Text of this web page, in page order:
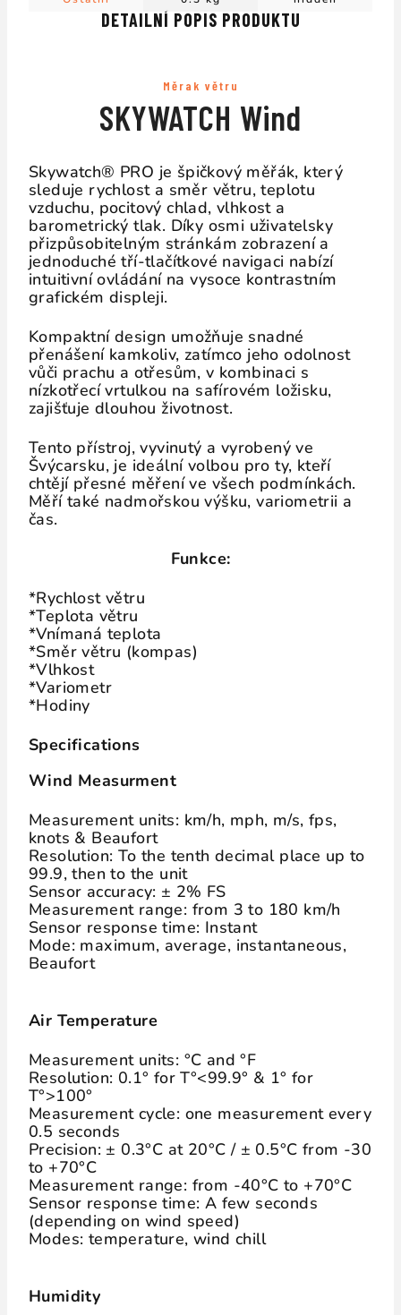
DETAILNÍ POPIS PRODUKTU
Měrak větru
SKYWATCH Wind
Skywatch® PRO je špičkový měřák, který
sleduje rychlost a směr větru, teplotu
vzduchu, pocitový chlad, vlhkost a
barometrický tlak. Díky osmi uživatelsky
přizpůsobitelným stránkám zobrazení a
jednoduché tří-tlačítkové navigaci nabízí
intuitivní ovládání na vysoce kontrastním
grafickém displeji.
Kompaktní design umožňuje snadné
přenášení kamkoliv, zatímco jeho odolnost
vůči prachu a otřesům, v kombinaci s
nízkotřecí vrtulkou na safírovém ložisku,
zajišťuje dlouhou životnost.
Tento přístroj, vyvinutý a vyrobený ve
Švýcarsku, je ideální volbou pro ty, kteří
chtějí přesné měření ve všech podmínkách.
Měří také nadmořskou výšku, variometrii a
čas.
Funkce:
*Rychlost větru
*Teplota větru
*Vnímaná teplota
*Směr větru (kompas)
*Vlhkost
*Variometr
*Hodiny
Specifications
Wind Measurment
Measurement units: km/h, mph, m/s, fps,
knots & Beaufort
Resolution: To the tenth decimal place up to
99.9, then to the unit
Sensor accuracy: ± 2% FS
Measurement range: from 3 to 180 km/h
Sensor response time: Instant
Mode: maximum, average, instantaneous,
Beaufort
Air Temperature
Measurement units: °C and °F
Resolution: 0.1° for T°<99.9° & 1° for
T°>100°
Measurement cycle: one measurement every
0.5 seconds
Precision: ± 0.3°C at 20°C / ± 0.5°C from -30
to +70°C
Measurement range: from -40°C to +70°C
Sensor response time: A few seconds
(depending on wind speed)
Modes: temperature, wind chill
Humidity